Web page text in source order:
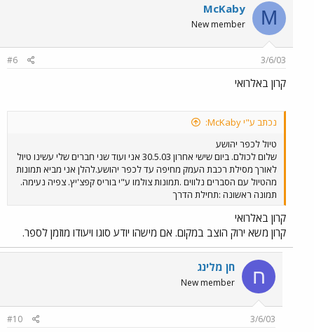
M
McKaby
New member
3/6/03
#6
קרון באלרואי
נכתב ע"י McKaby:
טיול לכפר יהושע
שלום לכולם. ביום שישי אחרון 30.5.03 אני ועוד שני חברים שלי עשינו טיול
לאורך מסילת רכבת העמק מחיפה עד לכפר יהושע.להלן אני מביא תמונות
מהטיול עם הסברים נלווים .תמונות צולמו ע"י בוריס קפצ'יץ. צפיה נעימה.
תמונה ראשונה :תחילת הדרך
קרון באלרואי
קרון משא ירוק הוצב במקום. אם מישהו יודע סוגו ויעודו מוזמן לספר.
ח חן מלינג
New member
3/6/03
#10